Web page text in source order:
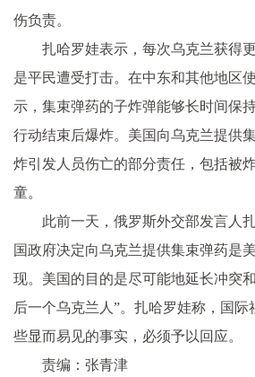
伤负责。
扎哈罗娃表示，每次乌克兰获得
是平民遭受打击。在中东和其他地区
示，集束弹药的子炸弹能够长时间保
行动结束后爆炸。美国向乌克兰提供
炸引发人员伤亡的部分责任，包括被
童。
此前一天，俄罗斯外交部发言人
国政府决定向乌克兰提供集束弹药是
现。美国的目的是尽可能地延长冲突
后一个乌克兰人”。扎哈罗娃称，国
些显而易见的事实，必须予以回应。
责编：张青津